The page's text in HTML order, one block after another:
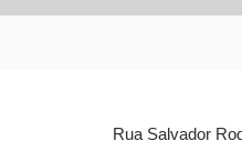
Rua Salvador